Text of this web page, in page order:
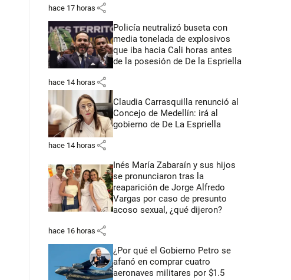
hace 17 horas share
Policía neutralizó buseta con
media tonelada de explosivos
que iba hacia Cali horas antes
de la posesión de De la Espriella
hace 14 horas share
Claudia Carrasquilla renunció al
Concejo de Medellín: irá al
gobierno de De La Espriella
hace 14 horas share
Inés María Zabaraín y sus hijos
se pronunciaron tras la
reaparición de Jorge Alfredo
Vargas por caso de presunto
acoso sexual, ¿qué dijeron?
hace 16 horas share
¿Por qué el Gobierno Petro se
afanó en comprar cuatro
aeronaves militares por $1.5